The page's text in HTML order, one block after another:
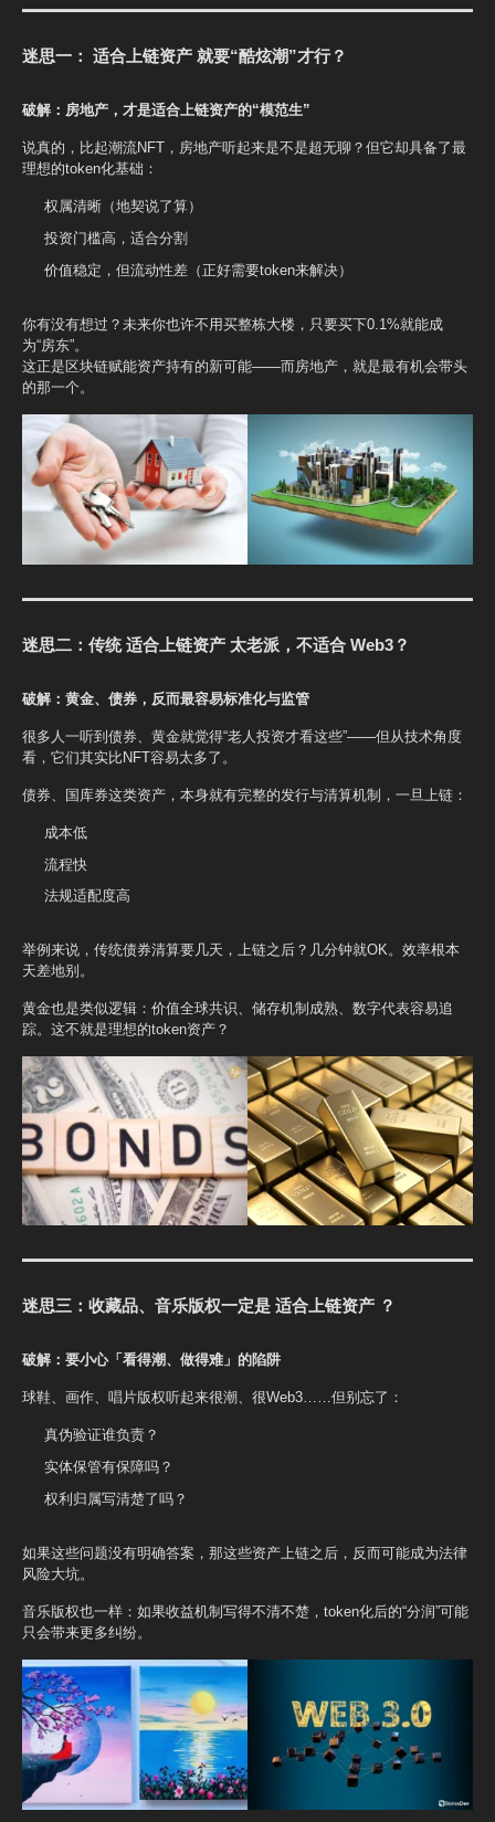
迷思一： 适合上链资产 就要“酷炫潮”才行？
破解：房地产，才是适合上链资产的“模范生”
说真的，比起潮流NFT，房地产听起来是不是超无聊？但它却具备了最
理想的token化基础：
权属清晰（地契说了算）
投资门槛高，适合分割
价值稳定，但流动性差（正好需要token来解决）
你有没有想过？未来你也许不用买整栋大楼，只要买下0.1%就能成
为“房东”。
这正是区块链赋能资产持有的新可能——而房地产，就是最有机会带头
的那一个。
迷思二：传统 适合上链资产 太老派，不适合 Web3？
破解：黄金、债券，反而最容易标准化与监管
很多人一听到债券、黄金就觉得“老人投资才看这些”——但从技术角度
看，它们其实比NFT容易太多了。
债券、国库券这类资产，本身就有完整的发行与清算机制，一旦上链：
成本低
流程快
法规适配度高
举例来说，传统债券清算要几天，上链之后？几分钟就OK。效率根本
天差地别。
黄金也是类似逻辑：价值全球共识、储存机制成熟、数字代表容易追
踪。这不就是理想的token资产？
迷思三：收藏品、音乐版权一定是 适合上链资产 ？
破解：要小心「看得潮、做得难」的陷阱
球鞋、画作、唱片版权听起来很潮、很Web3……但别忘了：
真伪验证谁负责？
实体保管有保障吗？
权利归属写清楚了吗？
如果这些问题没有明确答案，那这些资产上链之后，反而可能成为法律
风险大坑。
音乐版权也一样：如果收益机制写得不清不楚，token化后的“分润”可能
只会带来更多纠纷。